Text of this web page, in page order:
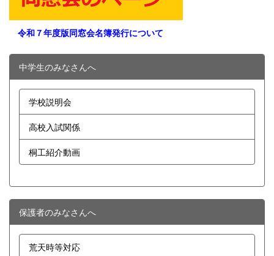
令和７年度版同窓会名簿発行について
中学生のみなさんへ
学校説明会
高校入試関係
桐工紹介動画
保護者のみなさんへ
荒天時等対応